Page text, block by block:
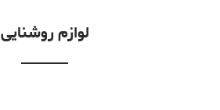
لوازم روشنایی